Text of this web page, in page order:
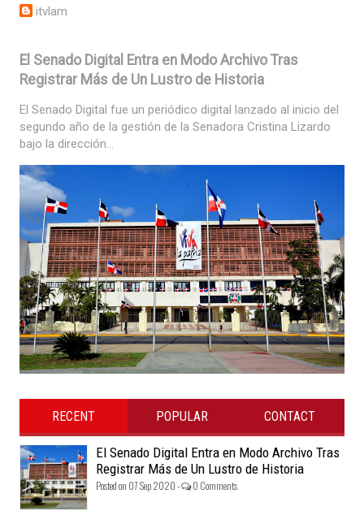
itvlam
El Senado Digital Entra en Modo Archivo Tras
Registrar Más de Un Lustro de Historia
El Senado Digital fue un periódico digital lanzado al inicio del
segundo año de la gestión de la Senadora Cristina Lizardo
bajo la dirección...
RECENT POPULAR CONTACT
El Senado Digital Entra en Modo Archivo Tras
Registrar Más de Un Lustro de Historia
Posted on 07 Sep 2020 - 0 Comments